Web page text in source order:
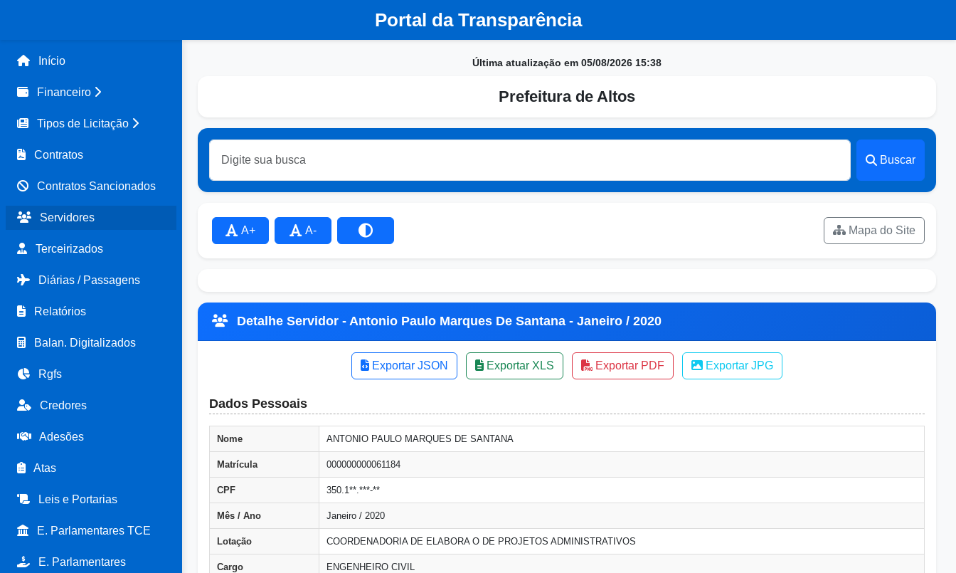
Portal da Transparência
Início
Financeiro
Tipos de Licitação
Contratos
Contratos Sancionados
Servidores
Terceirizados
Diárias / Passagens
Relatórios
Balan. Digitalizados
Rgfs
Credores
Adesões
Atas
Leis e Portarias
E. Parlamentares TCE
E. Parlamentares
Última atualização em 05/08/2026 15:38
Prefeitura de Altos
Buscar
A+ A- Mapa do Site
Detalhe Servidor - Antonio Paulo Marques De Santana - Janeiro / 2020
Exportar JSON Exportar XLS Exportar PDF Exportar JPG
Dados Pessoais
Nome ANTONIO PAULO MARQUES DE SANTANA
Matrícula 000000000061184
CPF 350.1**.***-**
Mês / Ano Janeiro / 2020
Lotação COORDENADORIA DE ELABORA O DE PROJETOS ADMINISTRATIVOS
Cargo ENGENHEIRO CIVIL